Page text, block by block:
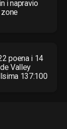
i napravio
poena i 14
Valley
137:100